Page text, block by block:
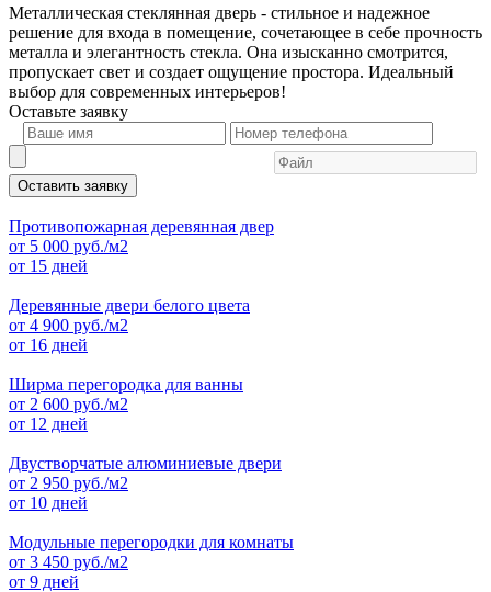
Металлическая стеклянная дверь - стильное и надежное
решение для входа в помещение, сочетающее в себе прочность
металла и элегантность стекла. Она изысканно смотрится,
пропускает свет и создает ощущение простора. Идеальный
выбор для современных интерьеров!
Оставьте заявку
Оставить заявку
Противопожарная деревянная двер
от 5 000 руб./м2
от 15 дней
Деревянные двери белого цвета
от 4 900 руб./м2
от 16 дней
Ширма перегородка для ванны
от 2 600 руб./м2
от 12 дней
Двустворчатые алюминиевые двери
от 2 950 руб./м2
от 10 дней
Модульные перегородки для комнаты
от 3 450 руб./м2
от 9 дней